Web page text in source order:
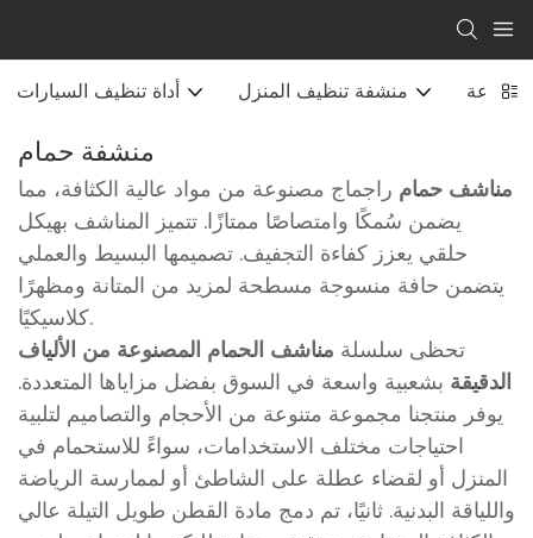
أداة تنظيف السيارات منشفة تنظيف المنزل طباعة
منشفة حمام
مناشف حمام راجماج مصنوعة من مواد عالية الكثافة، مما
يضمن سُمكًا وامتصاصًا ممتازًا. تتميز المناشف بهيكل
حلقي يعزز كفاءة التجفيف. تصميمها البسيط والعملي
يتضمن حافة منسوجة مسطحة لمزيد من المتانة ومظهرًا
كلاسيكيًا.
تحظى سلسلة مناشف الحمام المصنوعة من الألياف
الدقيقة بشعبية واسعة في السوق بفضل مزاياها المتعددة.
يوفر منتجنا مجموعة متنوعة من الأحجام والتصاميم لتلبية
احتياجات مختلف الاستخدامات، سواءً للاستحمام في
المنزل أو لقضاء عطلة على الشاطئ أو لممارسة الرياضة
واللياقة البدنية. ثانيًا، تم دمج مادة القطن طويل التيلة عالي